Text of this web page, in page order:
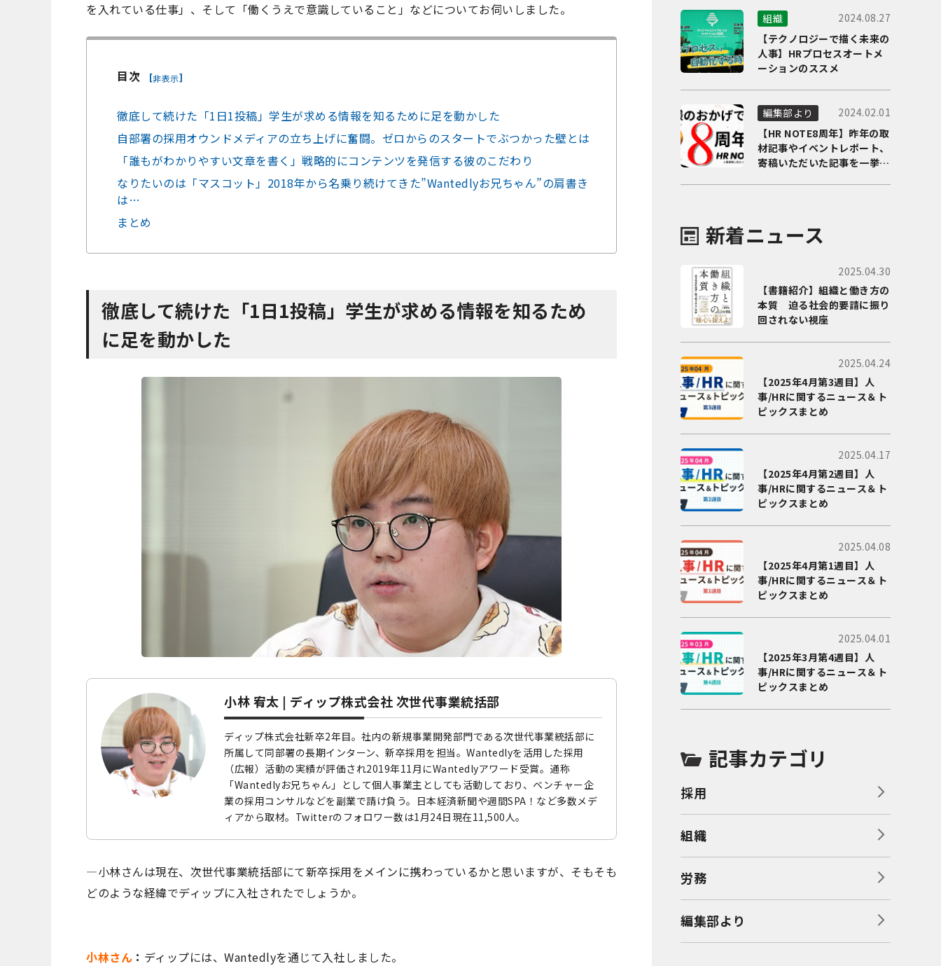
を入れている仕事」、そして「働くうえで意識していること」などについてお伺いしました。
目次 [非表示]
徹底して続けた「1日1投稿」学生が求める情報を知るために足を動かした
自部署の採用オウンドメディアの立ち上げに奮闘。ゼロからのスタートでぶつかった壁とは
「誰もがわかりやすい文章を書く」戦略的にコンテンツを発信する彼のこだわり
なりたいのは「マスコット」2018年から名乗り続けてきた”Wantedlyお兄ちゃん”の肩書き
は…
まとめ
徹底して続けた「1日1投稿」学生が求める情報を知るため
に足を動かした
小林 宥太 | ディップ株式会社 次世代事業統括部
ディップ株式会社新卒2年目。社内の新規事業開発部門である次世代事業統括部に
所属して同部署の長期インターン、新卒採用を担当。Wantedlyを活用した採用
（広報）活動の実績が評価され2019年11月にWantedlyアワード受賞。通称
「Wantedlyお兄ちゃん」として個人事業主としても活動しており、ベンチャー企
業の採用コンサルなどを副業で請け負う。日本経済新聞や週間SPA！など多数メデ
ィアから取材。Twitterのフォロワー数は1月24日現在11,500人。
―小林さんは現在、次世代事業統括部にて新卒採用をメインに携わっているかと思いますが、そもそも
どのような経緯でディップに入社されたでしょうか。
小林さん ： ディップには、Wantedlyを通じて入社しました。
組織
2024.08.27
【テクノロジーで描く未来の
人事】HRプロセスオートメ
ーションのススメ
編集部より
2024.02.01
【HR NOTE8周年】昨年の取
材記事やイベントレポート、
寄稿いただいた記事を一挙に
新着ニュース
2025.04.30
【書籍紹介】組織と働き方の
本質 迫る社会的要請に振り
回されない視座
2025.04.24
【2025年4月第3週目】人
事/HRに関するニュース＆ト
ピックスまとめ
2025.04.17
【2025年4月第2週目】人
事/HRに関するニュース＆ト
ピックスまとめ
2025.04.08
【2025年4月第1週目】人
事/HRに関するニュース＆ト
ピックスまとめ
2025.04.01
【2025年3月第4週目】人
事/HRに関するニュース＆ト
ピックスまとめ
記事カテゴリ
採用
組織
労務
編集部より